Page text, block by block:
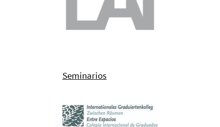
Seminarios